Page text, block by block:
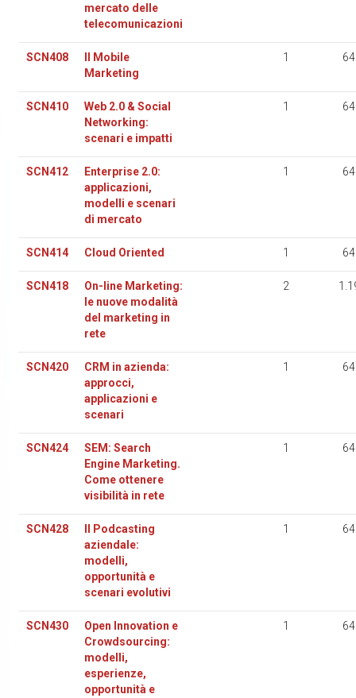
mercato delle
telecomunicazioni
SCN408
Il Mobile
Marketing
1
SCN410
Web 2.0 & Social
Networking:
scenari e impatti
1
SCN412
Enterprise 2.0:
applicazioni,
modelli e scenari
di mercato
1
SCN414 Cloud Oriented 1
SCN418
On-line Marketing:
le nuove modalità
del marketing in
rete
2
SCN420
CRM in azienda:
approcci,
applicazioni e
scenari
1
SCN424
SEM: Search
Engine Marketing.
Come ottenere
visibilità in rete
1
SCN428
Il Podcasting
aziendale:
modelli,
opportunità e
scenari evolutivi
1
SCN430
Open Innovation e
Crowdsourcing:
modelli,
esperienze,
opportunità e
1